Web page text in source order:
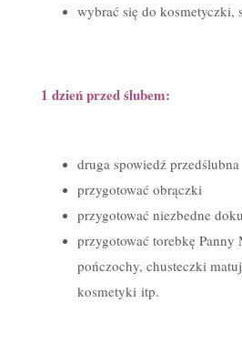
wybrać się do kosmetyczki,
1 dzień przed ślubem:
druga spowiedź przedślubna
przygotować obrączki
przygotować niezbedne
przygotować torebkę Panny
pończochy, chusteczki
kosmetyki itp.